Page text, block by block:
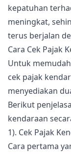
kepatuhan
meningkat,
terus berjalan
Cara Cek Pajak
Untuk
cek pajak
menyediakan
Berikut
kendaraan
1). Cek Pajak
Cara pertama